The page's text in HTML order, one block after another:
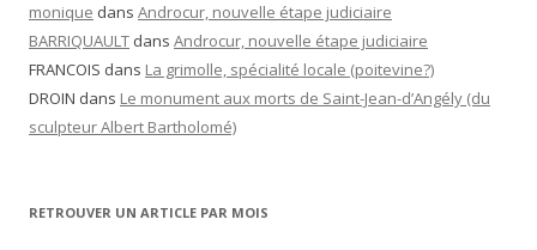
monique dans Androcur, nouvelle étape judiciaire
BARRIQUAULT dans Androcur, nouvelle étape judiciaire
FRANCOIS dans La grimolle, spécialité locale (poitevine?)
DROIN dans Le monument aux morts de Saint-Jean-d’Angély (du
sculpteur Albert Bartholomé)
RETROUVER UN ARTICLE PAR MOIS